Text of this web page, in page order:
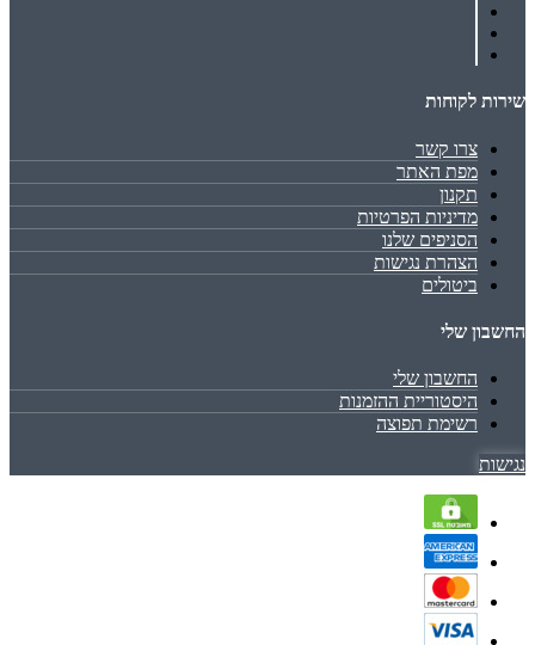
שירות לקוחות
צרו קשר
מפת האתר
תקנון
מדיניות הפרטיות
הסניפים שלנו
הצהרת נגישות
ביטולים
החשבון שלי
החשבון שלי
היסטוריית ההזמנות
רשימת תפוצה
נגישות